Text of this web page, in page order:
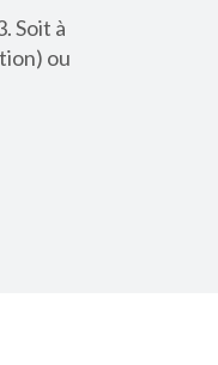
Soit à
ou